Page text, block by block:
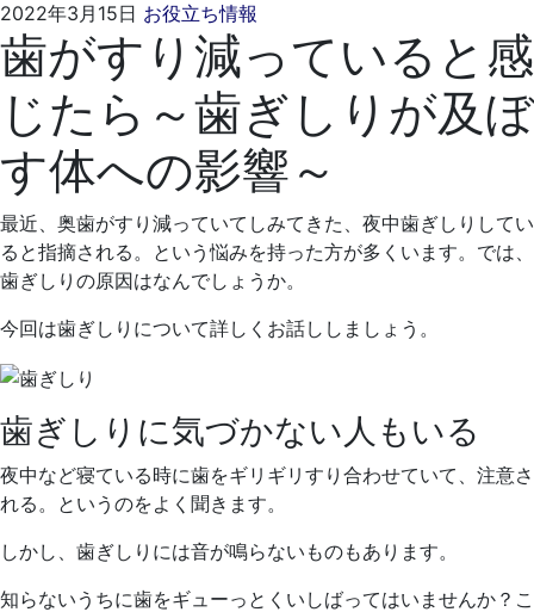
2022年3月15日 お役立ち情報
2
月
24
日
も
と
歯
科
医
院
歯がすり減っていると感
じたら～歯ぎしりが及ぼ
す体への影響～
最近、奥歯がすり減っていてしみてきた、夜中歯ぎしりしてい
ると指摘される。という悩みを持った方が多くいます。では、
歯ぎしりの原因はなんでしょうか。
今回は歯ぎしりについて詳しくお話ししましょう。
歯ぎしりに気づかない人もいる
夜中など寝ている時に歯をギリギリすり合わせていて、注意さ
れる。というのをよく聞きます。
しかし、歯ぎしりには音が鳴らないものもあります。
知らないうちに歯をギューっとくいしばってはいませんか？こ